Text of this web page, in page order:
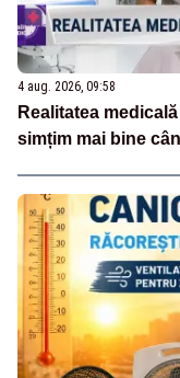
4 aug. 2026, 09:58
Realitatea
simțim mai bine